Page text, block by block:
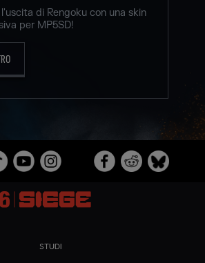
di Rengoku con una skin
per MP5SD!
STUDI